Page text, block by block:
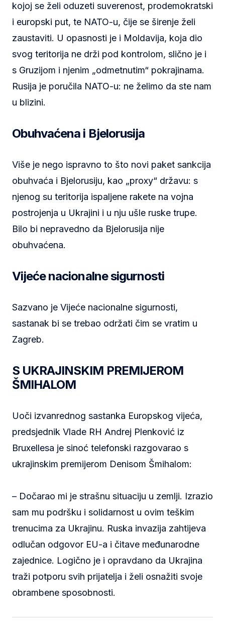
kojoj se želi oduzeti suverenost, prodemokratski
i europski put, te NATO-u, čije se širenje želi
zaustaviti. U opasnosti je i Moldavija, koja dio
svog teritorija ne drži pod kontrolom, slično je i
s Gruzijom i njenim „odmetnutim“ pokrajinama.
Rusija je poručila NATO-u: ne želimo da ste nam
u blizini.
Obuhvaćena i Bjelorusija
Više je nego ispravno to što novi paket sankcija
obuhvaća i Bjelorusiju, kao „proxy“ državu: s
njenog su teritorija ispaljene rakete na vojna
postrojenja u Ukrajini i u nju ušle ruske trupe.
Bilo bi nepravedno da Bjelorusija nije
obuhvaćena.
Vijeće nacionalne sigurnosti
Sazvano je Vijeće nacionalne sigurnosti,
sastanak bi se trebao održati čim se vratim u
Zagreb.
S UKRAJINSKIM PREMIJEROM
ŠMIHALOM
Uoči izvanrednog sastanka Europskog vijeća,
predsjednik Vlade RH Andrej Plenković iz
Bruxellesa je sinoć telefonski razgovarao s
ukrajinskim premijerom Denisom Šmihalom:
– Dočarao mi je strašnu situaciju u zemlji. Izrazio
sam mu podršku i solidarnost u ovim teškim
trenucima za Ukrajinu. Ruska invazija zahtijeva
odlučan odgovor EU-a i čitave međunarodne
zajednice. Logično je i opravdano da Ukrajina
traži potporu svih prijatelja i želi osnažiti svoje
obrambene sposobnosti.